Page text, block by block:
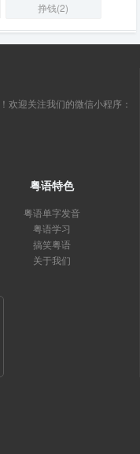
挣钱(2)
欢迎关注我们的微信小程序：
粤语特色
粤语单字发音
粤语学习
搞笑粤语
关于我们